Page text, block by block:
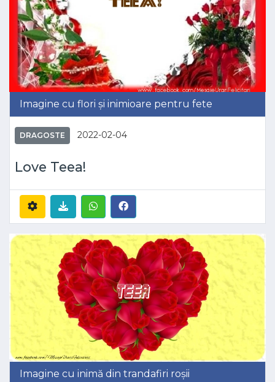
Imagine cu flori și inimioare pentru fete
DRAGOSTE 2022-02-04
Love Teea!
Imagine cu inimă din trandafiri roșii